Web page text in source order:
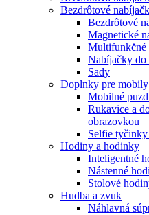
Bezdrôtové
Bezdrôtové
Magnetické
Multifunkčné
Nabíjačky do
Sady
Doplnky pre
Mobilné
Rukavice a
obrazovkou
Selfie
Hodiny a hodinky
Inteligentné
Nástenné
Stolové
Hudba a zvuk
Náhlavná